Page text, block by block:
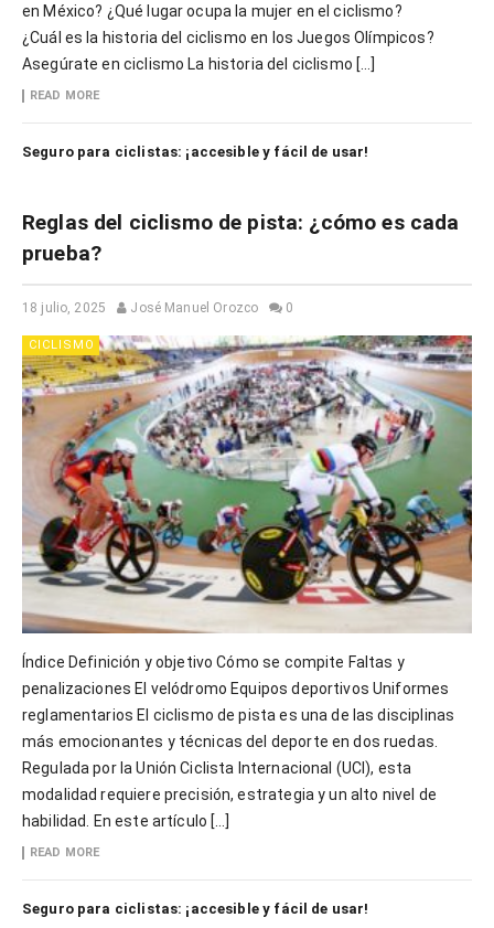
en México? ¿Qué lugar ocupa la mujer en el ciclismo?
¿Cuál es la historia del ciclismo en los Juegos Olímpicos?
Asegúrate en ciclismo La historia del ciclismo […]
READ MORE
Seguro para ciclistas: ¡accesible y fácil de usar!
Reglas del ciclismo de pista: ¿cómo es cada
prueba?
18 julio, 2025 José Manuel Orozco 0
CICLISMO
Índice Definición y objetivo Cómo se compite Faltas y
penalizaciones El velódromo Equipos deportivos Uniformes
reglamentarios El ciclismo de pista es una de las disciplinas
más emocionantes y técnicas del deporte en dos ruedas.
Regulada por la Unión Ciclista Internacional (UCI), esta
modalidad requiere precisión, estrategia y un alto nivel de
habilidad. En este artículo […]
READ MORE
Seguro para ciclistas: ¡accesible y fácil de usar!